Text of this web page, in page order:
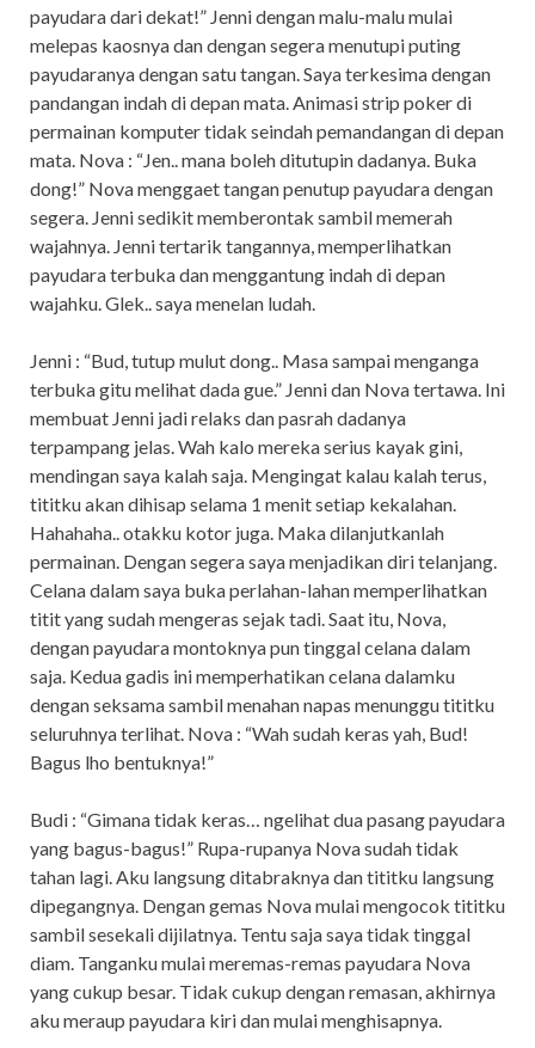
payudara dari dekat!” Jenni dengan malu-malu mulai
melepas kaosnya dan dengan segera menutupi puting
payudaranya dengan satu tangan. Saya terkesima dengan
pandangan indah di depan mata. Animasi strip poker di
permainan komputer tidak seindah pemandangan di depan
mata. Nova : “Jen.. mana boleh ditutupin dadanya. Buka
dong!” Nova menggaet tangan penutup payudara dengan
segera. Jenni sedikit memberontak sambil memerah
wajahnya. Jenni tertarik tangannya, memperlihatkan
payudara terbuka dan menggantung indah di depan
wajahku. Glek.. saya menelan ludah.
Jenni : “Bud, tutup mulut dong.. Masa sampai menganga
terbuka gitu melihat dada gue.” Jenni dan Nova tertawa. Ini
membuat Jenni jadi relaks dan pasrah dadanya
terpampang jelas. Wah kalo mereka serius kayak gini,
mendingan saya kalah saja. Mengingat kalau kalah terus,
tititku akan dihisap selama 1 menit setiap kekalahan.
Hahahaha.. otakku kotor juga. Maka dilanjutkanlah
permainan. Dengan segera saya menjadikan diri telanjang.
Celana dalam saya buka perlahan-lahan memperlihatkan
titit yang sudah mengeras sejak tadi. Saat itu, Nova,
dengan payudara montoknya pun tinggal celana dalam
saja. Kedua gadis ini memperhatikan celana dalamku
dengan seksama sambil menahan napas menunggu tititku
seluruhnya terlihat. Nova : “Wah sudah keras yah, Bud!
Bagus lho bentuknya!”
Budi : “Gimana tidak keras… ngelihat dua pasang payudara
yang bagus-bagus!” Rupa-rupanya Nova sudah tidak
tahan lagi. Aku langsung ditabraknya dan tititku langsung
dipegangnya. Dengan gemas Nova mulai mengocok tititku
sambil sesekali dijilatnya. Tentu saja saya tidak tinggal
diam. Tanganku mulai meremas-remas payudara Nova
yang cukup besar. Tidak cukup dengan remasan, akhirnya
aku meraup payudara kiri dan mulai menghisapnya.